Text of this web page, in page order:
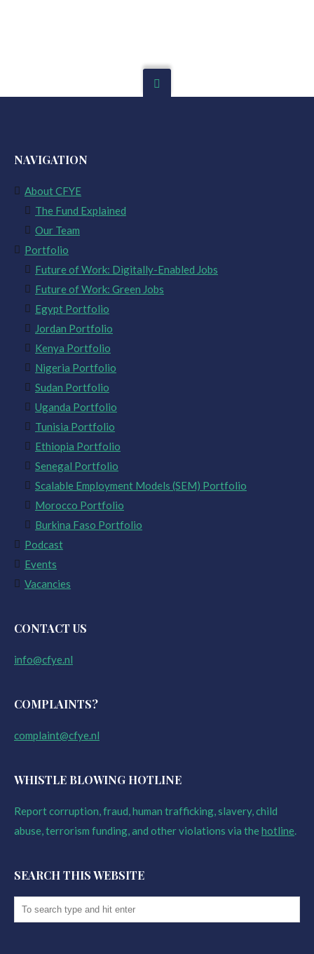
NAVIGATION
About CFYE
The Fund Explained
Our Team
Portfolio
Future of Work: Digitally-Enabled Jobs
Future of Work: Green Jobs
Egypt Portfolio
Jordan Portfolio
Kenya Portfolio
Nigeria Portfolio
Sudan Portfolio
Uganda Portfolio
Tunisia Portfolio
Ethiopia Portfolio
Senegal Portfolio
Scalable Employment Models (SEM) Portfolio
Morocco Portfolio
Burkina Faso Portfolio
Podcast
Events
Vacancies
CONTACT US
info@cfye.nl
COMPLAINTS?
complaint@cfye.nl
WHISTLE BLOWING HOTLINE
Report corruption, fraud, human trafficking, slavery, child
abuse, terrorism funding, and other violations via thehotline.
SEARCH THIS WEBSITE